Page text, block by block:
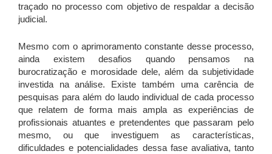
traçado no processo com objetivo de respaldar a decisão
judicial.
Mesmo com o aprimoramento constante desse processo,
ainda existem desafios quando pensamos na
burocratização e morosidade dele, além da subjetividade
investida na análise. Existe também uma carência de
pesquisas para além do laudo individual de cada processo
que relatem de forma mais ampla as experiências de
profissionais atuantes e pretendentes que passaram pelo
mesmo, ou que investiguem as características,
dificuldades e potencialidades dessa fase avaliativa, tanto